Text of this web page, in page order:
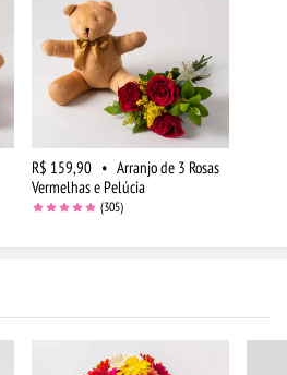
R$ 159,90 • Arranjo de 3 Rosas
Vermelhas e Pelúcia
(305)